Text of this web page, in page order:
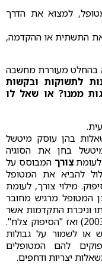
למצוא את הדרך
את התשתית או ההקדמה,
בהחלט מעוררת מחשבה
לתשוקות ובקשות
ממנו? או שאל לו
בהן עוסק מיטשל
בחן את הסוגיה
צורך המבוסס על
להביא את המטופל
מילוי צורך, לעומת
המטופל מרגיש מחובר
וניכרת התקדמות אשר
מכוונת לריפוי "השבר הבסיסי" (מיטשל, 2003) ואז "הסיפוק צלח".
או לשמור על גבולות
להם המטופלים
יצריות ודחפים.